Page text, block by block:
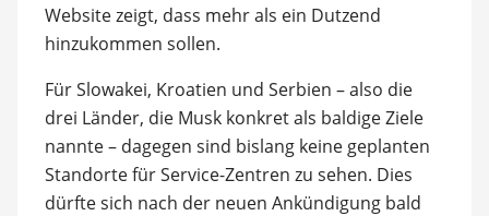
Website zeigt, dass mehr als ein Dutzend
hinzukommen sollen.
Für Slowakei, Kroatien und Serbien – also die
drei Länder, die Musk konkret als baldige Ziele
nannte – dagegen sind bislang keine geplanten
Standorte für Service-Zentren zu sehen. Dies
dürfte sich nach der neuen Ankündigung bald